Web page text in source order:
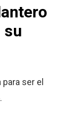
su
ser el